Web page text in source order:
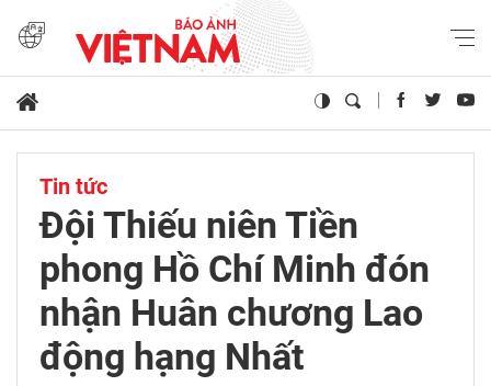
Tin tức
Đội Thiếu niên Tiền
phong Hồ Chí Minh đón
nhận Huân chương Lao
động hạng Nhất